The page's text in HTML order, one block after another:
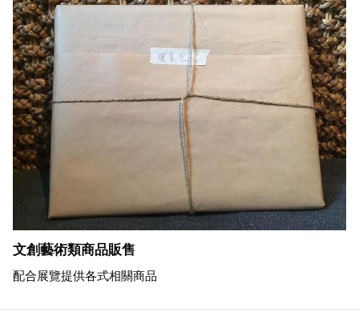
文創藝術類商品販售
配合展覽提供各式相關商品